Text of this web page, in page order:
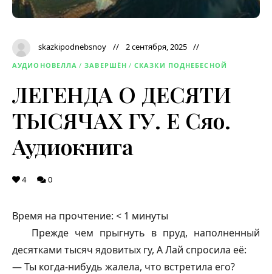
skazkipodnebsnoy 2 сентября, 2025
АУДИОНОВЕЛЛА / ЗАВЕРШЁН / СКАЗКИ ПОДНЕБЕСНОЙ
ЛЕГЕНДА О ДЕСЯТИ
ТЫСЯЧАХ ГУ. Е Сяо.
Аудиокнига
4 0
Время на прочтение: < 1 минуты
Прежде чем прыгнуть в пруд, наполненный
десятками тысяч ядовитых гу, А Лай спросила её:
— Ты когда-нибудь жалела, что встретила его?